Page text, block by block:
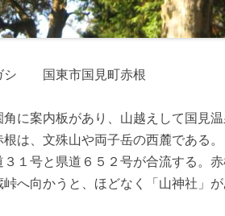
シ 国東市国見町赤根
に案内板があり、山越えして国見
は、文殊山や両子岳の西麓である。
１号と県道６５２号が合流する。
峠へ向かうと、ほどなく「山神社」